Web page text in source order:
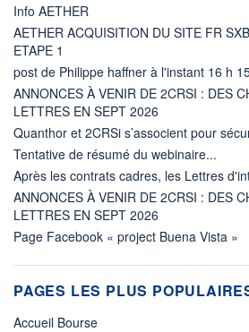
Info AETHER
AETHER ACQUISITION DU SITE FR
ETAPE 1
post de Philippe haffner à l'instant 16 h
ANNONCES À VENIR DE 2CRSI : DES
LETTRES EN SEPT 2026
Quanthor et 2CRSi s’associent pour
Tentative de résumé du webinaire...
Après les contrats cadres, les Lettres
ANNONCES À VENIR DE 2CRSI : DES
LETTRES EN SEPT 2026
Page Facebook « project Buena Vista »
PAGES LES PLUS
Accueil Bourse